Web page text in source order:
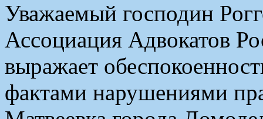
Уважаемый господин
Ассоциация Адвокатов
выражает
фактами нарушениями